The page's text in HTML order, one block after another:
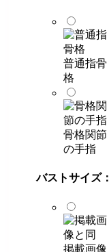
普通指骨
格
骨格関節
の手指
バストサイズ：
掲載画像